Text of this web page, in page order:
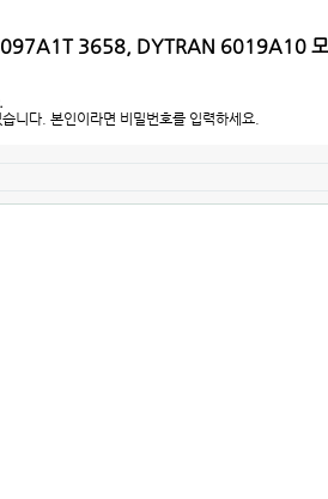
3658, DYTRAN 6019A10 모
니다. 본인이라면 비밀번호를 입력하세요.